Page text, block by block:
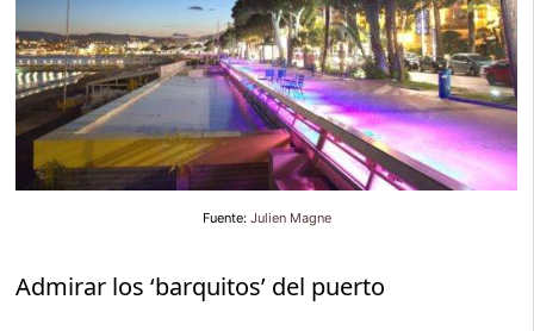
Fuente: Julien Magne
Admirar los ‘barquitos’ del puerto